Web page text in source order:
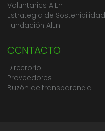
Voluntarios AlEn
Estrategia de Sostenibilidad
Fundación AlEn
CONTACTO
Directorio
Proveedores
Buzón de transparencia